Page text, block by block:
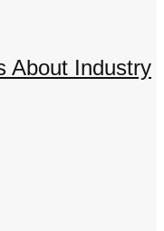
About Industry